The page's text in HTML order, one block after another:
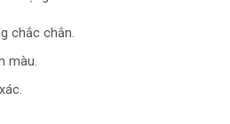
chắc chắn.
màu.